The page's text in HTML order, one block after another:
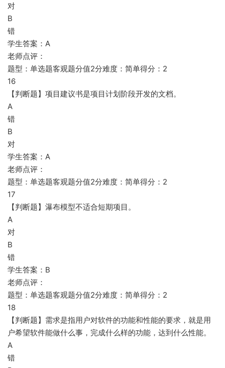
对
B
错
学生答案：A
老师点评：
题型：单选题客观题分值2分难度：简单得分：2
16
【判断题】项目建议书是项目计划阶段开发的文档。
A
错
B
对
学生答案：A
老师点评：
题型：单选题客观题分值2分难度：简单得分：2
17
【判断题】瀑布模型不适合短期项目。
A
对
B
错
学生答案：B
老师点评：
题型：单选题客观题分值2分难度：简单得分：2
18
【判断题】需求是指用户对软件的功能和性能的要求，就是用
户希望软件能做什么事，完成什么样的功能，达到什么性能。
A
错